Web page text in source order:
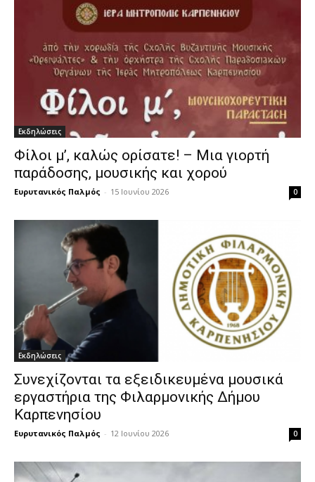
Εκδηλώσεις
Φίλοι μ’, καλώς ορίσατε! – Μια γιορτή
παράδοσης, μουσικής και χορού
Ευρυτανικός Παλμός - 15 Ιουνίου 2026 0
Εκδηλώσεις
Συνεχίζονται τα εξειδικευμένα μουσικά
εργαστήρια της Φιλαρμονικής Δήμου
Καρπενησίου
Ευρυτανικός Παλμός - 12 Ιουνίου 2026 0